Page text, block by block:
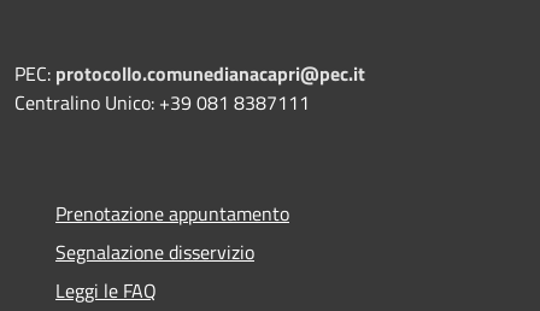
PEC: protocollo.comunedianacapri@pec.it
Centralino Unico: +39 081 8387111
Prenotazione appuntamento
Segnalazione disservizio
Leggi le FAQ